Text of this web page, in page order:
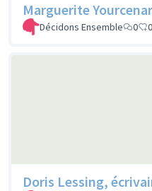
Marguerite
Décidons Ensemble 0 0
Doris Lessing,